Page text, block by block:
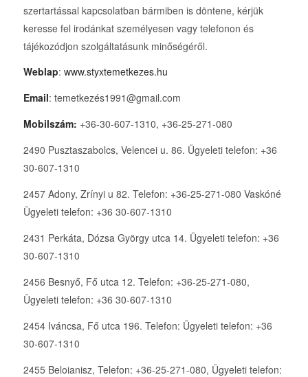
szertartással kapcsolatban bármiben is döntene, kérjük
keresse fel irodánkat személyesen vagy telefonon és
tájékozódjon szolgáltatásunk minőségéről.
Weblap: www.styxtemetkezes.hu
Email: temetkezés1991@gmail.com
Mobilszám: +36-30-607-1310, +36-25-271-080
2490 Pusztaszabolcs, Velencei u. 86. Ügyeleti telefon: +36
30-607-1310
2457 Adony, Zrínyi u 82. Telefon: +36-25-271-080 Vaskóné
Ügyeleti telefon: +36 30-607-1310
2431 Perkáta, Dózsa György utca 14. Ügyeleti telefon: +36
30-607-1310
2456 Besnyő, Fő utca 12. Telefon: +36-25-271-080,
Ügyeleti telefon: +36 30-607-1310
2454 Iváncsa, Fő utca 196. Telefon: Ügyeleti telefon: +36
30-607-1310
2455 Beloianisz, Telefon: +36-25-271-080, Ügyeleti telefon: